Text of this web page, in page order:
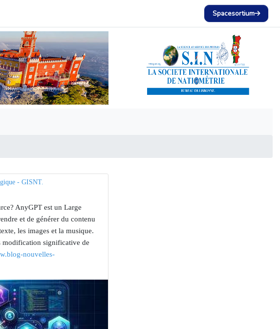
Spacesortium
- GISNT.
AnyGPT est un Large
et de générer du contenu
les images et la musique.
modification significative de
nouvelles-